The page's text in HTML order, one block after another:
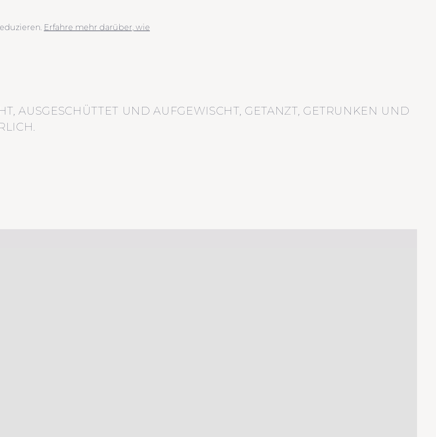
Erfahre mehr darüber, wie
AUSGESCHÜTTET UND AUFGEWISCHT, GETANZT, GETRUNKEN UND